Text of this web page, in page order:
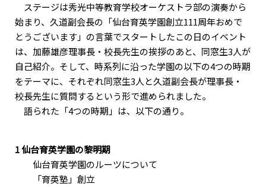
ステージは秀光中等教育学校オーケストラ部の演奏から
始まり、久道副会長の「仙台育英学園創立111周年おめで
とうございます」の言葉でスタートしたこの日のイベント
は、加藤雄彦理事長・校長先生の挨拶のあと、同窓生3人が
自己紹介。そして、時系列に沿った学園の以下の4つの時期
をテーマに、それぞれ同窓生3人と久道副会長が理事長・
校長先生に質問するという形で進められました。
語られた「4つの時期」は、以下の通り。
1 仙台育英学園の黎明期
仙台育英学園のルーツについて
「育英塾」創立